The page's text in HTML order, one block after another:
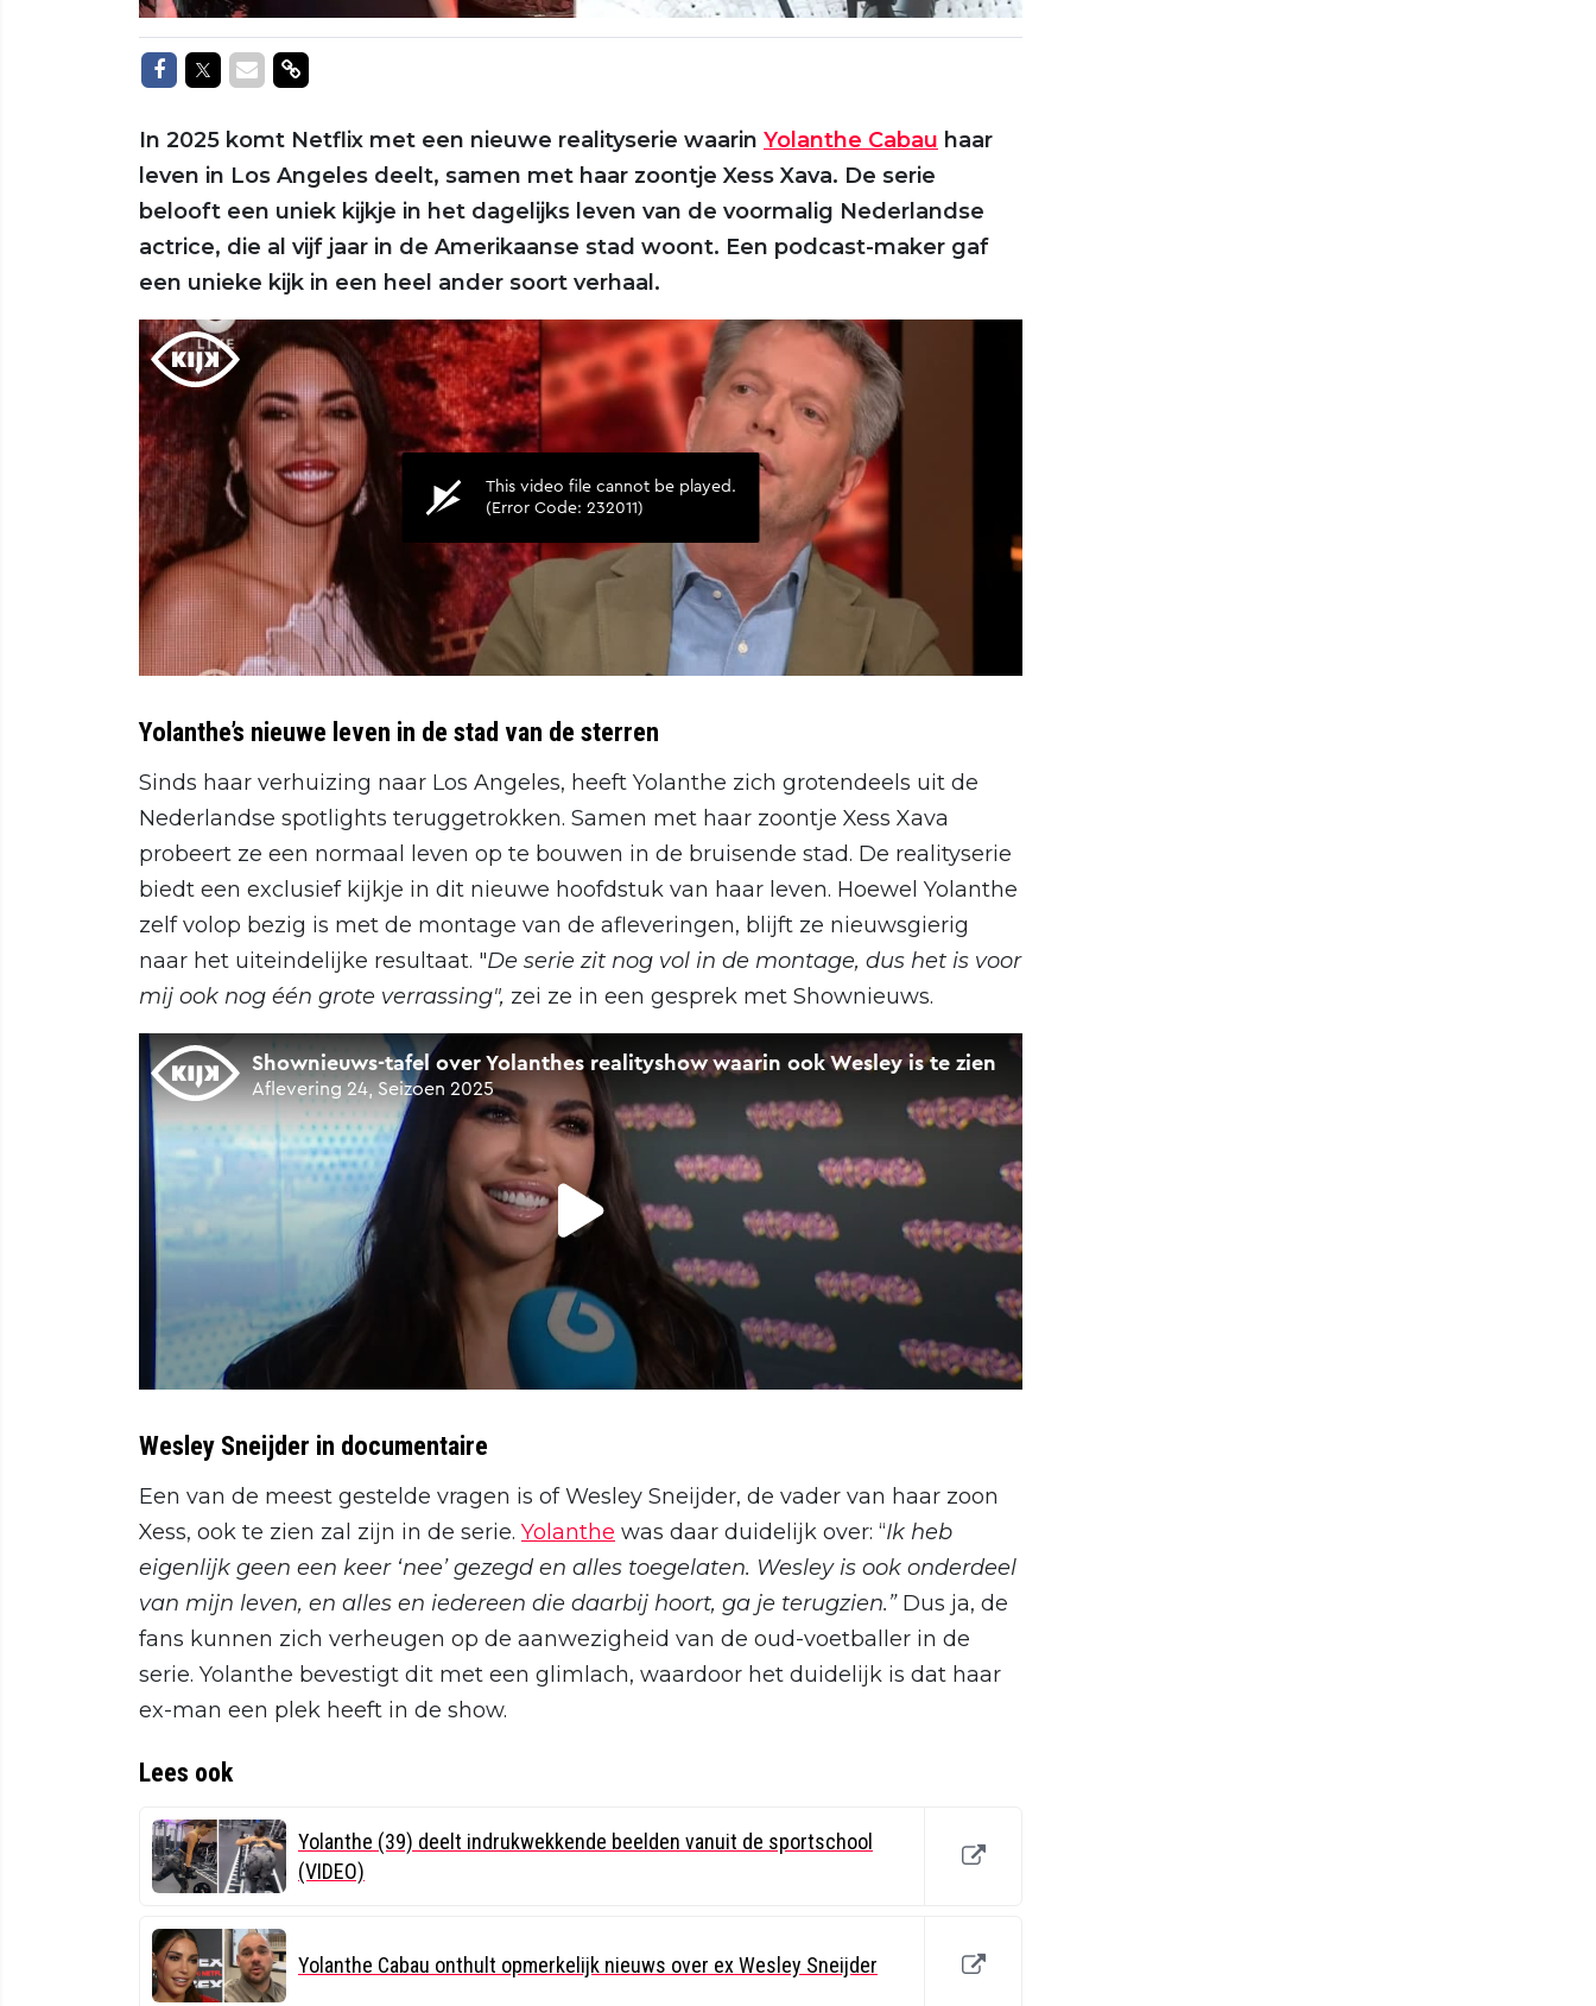
Delen op Facebook
Delen op Twitter
Delen via Mail
Delen via link
In 2025 komt Netflix met een nieuwe realityserie waarin Yolanthe Cabau haar
leven in Los Angeles deelt, samen met haar zoontje Xess Xava. De serie
belooft een uniek kijkje in het dagelijks leven van de voormalig Nederlandse
actrice, die al vijf jaar in de Amerikaanse stad woont. Een podcast-maker gaf
een unieke kijk in een heel ander soort verhaal.
Yolanthe’s nieuwe leven in de stad van de sterren
Sinds haar verhuizing naar Los Angeles, heeft Yolanthe zich grotendeels uit de
Nederlandse spotlights teruggetrokken. Samen met haar zoontje Xess Xava
probeert ze een normaal leven op te bouwen in de bruisende stad. De realityserie
biedt een exclusief kijkje in dit nieuwe hoofdstuk van haar leven. Hoewel Yolanthe
zelf volop bezig is met de montage van de afleveringen, blijft ze nieuwsgierig
naar het uiteindelijke resultaat. "De serie zit nog vol in de montage, dus het is voor
mij ook nog één grote verrassing", zei ze in een gesprek met Shownieuws.
Wesley Sneijder in documentaire
Een van de meest gestelde vragen is of Wesley Sneijder, de vader van haar zoon
Xess, ook te zien zal zijn in de serie. Yolanthe was daar duidelijk over: “Ik heb
eigenlijk geen een keer ‘nee’ gezegd en alles toegelaten. Wesley is ook onderdeel
van mijn leven, en alles en iedereen die daarbij hoort, ga je terugzien.”Dus ja, de
fans kunnen zich verheugen op de aanwezigheid van de oud-voetballer in de
serie. Yolanthe bevestigt dit met een glimlach, waardoor het duidelijk is dat haar
ex-man een plek heeft in de show.
Lees ook
Yolanthe (39) deelt indrukwekkende beelden vanuit de sportschool
(VIDEO)
Yolanthe Cabau onthult opmerkelijk nieuws over ex Wesley Sneijder